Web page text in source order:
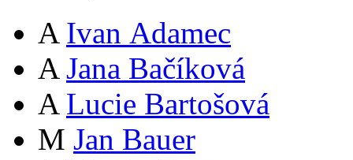
A Ivan Adamec
A Jana Bačíková
A Lucie Bartošová
M Jan Bauer